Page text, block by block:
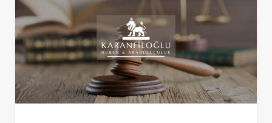
Apostil
ve
Tasdik:
Avukat
Adımları